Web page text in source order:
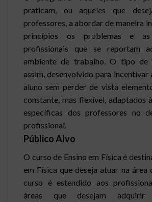
praticam, ou aqueles que
professores, a abordar de maneira
princípios os problemas e as
profissionais que se reportam
ambiente de trabalho. O tipo de
assim, desenvolvido para incentivar
aluno sem perder de vista
constante, mas flexível, adaptados
específicas dos professores no
profissional.
Público Alvo
O curso de Ensino em Física é
em Física que deseja atuar na área
curso é estendido aos
áreas que desejam adquirir